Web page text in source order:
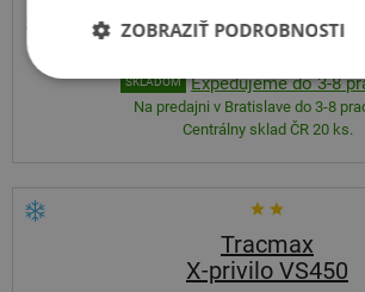
59,40 €
SKLADOM Expedujeme do 3-8
Na predajni v Bratislave do 3-8
Centrálny sklad ČR 20 ks.
Tracmax
X-privilo VS450
ZOBRAZIŤ PODROBNOSTI